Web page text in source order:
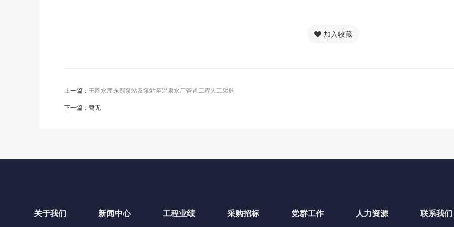
加入收藏
上一篇： 王圈水库东部泵站及泵站至温泉水厂管道工程人工采购
下一篇：暂无
关于我们 新闻中心 工程业绩 采购招标 党群工作 人力资源 联系我们